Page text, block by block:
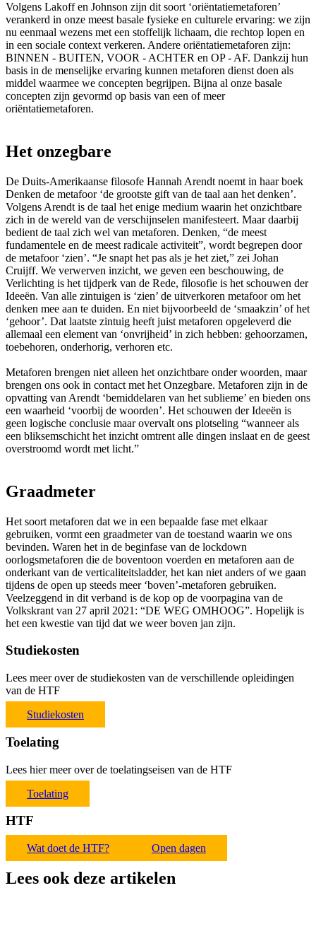
Volgens Lakoff en Johnson zijn dit soort ‘oriëntatiemetaforen’
verankerd in onze meest basale fysieke en culturele ervaring: we zijn
nu eenmaal wezens met een stoffelijk lichaam, die rechtop lopen en
in een sociale context verkeren. Andere oriëntatiemetaforen zijn:
BINNEN - BUITEN, VOOR - ACHTER en OP - AF. Dankzij hun
basis in de menselijke ervaring kunnen metaforen dienst doen als
middel waarmee we concepten begrijpen. Bijna al onze basale
concepten zijn gevormd op basis van een of meer
oriëntatiemetaforen.
Het onzegbare
De Duits-Amerikaanse filosofe Hannah Arendt noemt in haar boek
Denken de metafoor ‘de grootste gift van de taal aan het denken’.
Volgens Arendt is de taal het enige medium waarin het onzichtbare
zich in de wereld van de verschijnselen manifesteert. Maar daarbij
bedient de taal zich wel van metaforen. Denken, “de meest
fundamentele en de meest radicale activiteit”, wordt begrepen door
de metafoor ‘zien’. “Je snapt het pas als je het ziet,” zei Johan
Cruijff. We verwerven inzicht, we geven een beschouwing, de
Verlichting is het tijdperk van de Rede, filosofie is het schouwen der
Ideeën. Van alle zintuigen is ‘zien’ de uitverkoren metafoor om het
denken mee aan te duiden. En niet bijvoorbeeld de ‘smaakzin’ of het
‘gehoor’. Dat laatste zintuig heeft juist metaforen opgeleverd die
allemaal een element van ‘onvrijheid’ in zich hebben: gehoorzamen,
toebehoren, onderhorig, verhoren etc.
Metaforen brengen niet alleen het onzichtbare onder woorden, maar
brengen ons ook in contact met het Onzegbare. Metaforen zijn in de
opvatting van Arendt ‘bemiddelaren van het sublieme’ en bieden ons
een waarheid ‘voorbij de woorden’. Het schouwen der Ideeën is
geen logische conclusie maar overvalt ons plotseling “wanneer als
een bliksemschicht het inzicht omtrent alle dingen inslaat en de geest
overstroomd wordt met licht.”
Graadmeter
Het soort metaforen dat we in een bepaalde fase met elkaar
gebruiken, vormt een graadmeter van de toestand waarin we ons
bevinden. Waren het in de beginfase van de lockdown
oorlogsmetaforen die de boventoon voerden en metaforen aan de
onderkant van de verticaliteitsladder, het kan niet anders of we gaan
tijdens de open up steeds meer ‘boven’-metaforen gebruiken.
Veelzeggend in dit verband is de kop op de voorpagina van de
Volkskrant van 27 april 2021: “DE WEG OMHOOG”. Hopelijk is
het een kwestie van tijd dat we weer boven jan zijn.
Studiekosten
Lees meer over de studiekosten van de verschillende opleidingen
van de HTF
Studiekosten
Toelating
Lees hier meer over de toelatingseisen van de HTF
Toelating
HTF
Wat doet de HTF? Open dagen
Lees ook deze artikelen